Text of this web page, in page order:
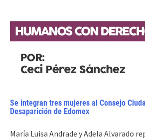
Se integran tres mujeres al Consejo
Desaparición de Edomex
María Luisa Andrade y Adela Alvarado